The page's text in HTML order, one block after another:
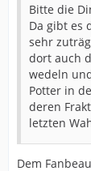
Bitte die
Da gibt es
sehr
dort auch
wedeln
Potter in
deren
letzten
Dem